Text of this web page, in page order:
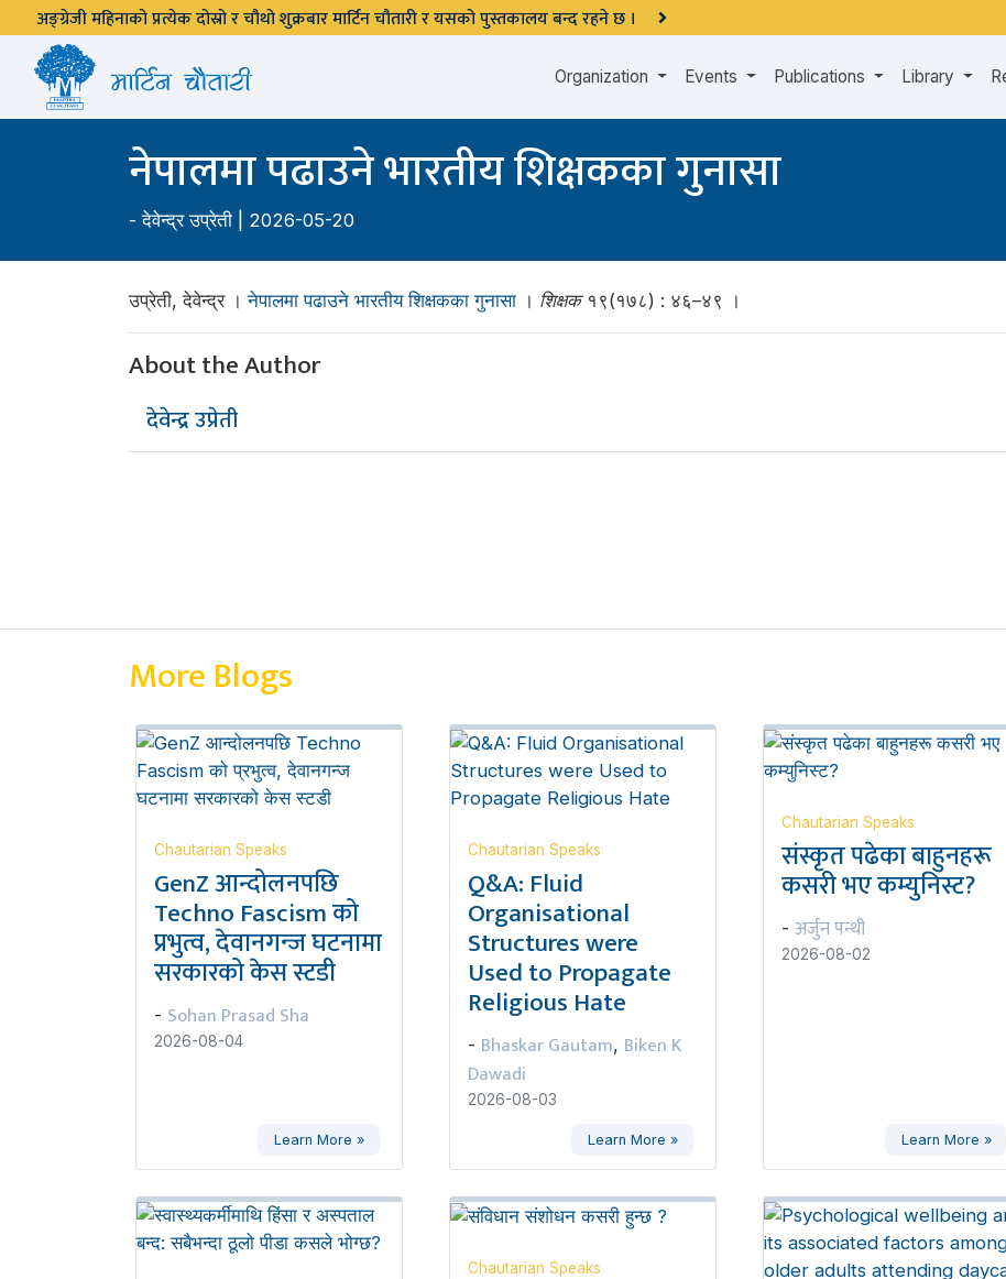
अङ्ग्रेजी महिनाको प्रत्येक दोस्रो र चौथो शुक्रबार मार्टिन चौतारी र यसको पुस्तकालय बन्द रहने छ ।
Organization Events Publications Library
नेपालमा पढाउने भारतीय शिक्षकका गुनासा
-देवेन्द्र उप्रेती | 2026-05-20
उप्रेती, देवेन्द्र ।नेपालमा पढाउने भारतीय शिक्षकका गुनासा । शिक्षक १९(१७८) : ४६–४९ ।
About the Author
देवेन्द्र उप्रेती
More Blogs
Chautarian Speaks
GenZ आन्दोलनपछि
Techno Fascism को
प्रभुत्व, देवानगन्ज घटनामा
सरकारको केस स्टडी
- Sohan Prasad Sha
2026-08-04
Learn More »
Chautarian Speaks
Q&A: Fluid
Organisational
Structures were
Used to Propagate
Religious Hate
- Bhaskar Gautam, Biken K
Dawadi
2026-08-03
Learn More »
Chautarian Speaks
संस्कृत पढेका बाहुनहरू
कसरी भए कम्युनिस्ट?
- अर्जुन पन्थी
2026-08-02
Learn More »
Chautarian Speaks